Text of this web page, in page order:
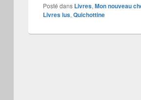
Posté dans Livres, Mon nouveau
Livres lus, Quichottine